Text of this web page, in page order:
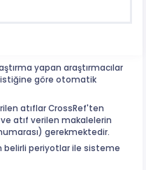
yapan araştırmacılar
göre otomatik
atıflar CrossRef'ten
atıf verilen makalelerin
gerekmektedir.
belirli periyotlar ile sisteme